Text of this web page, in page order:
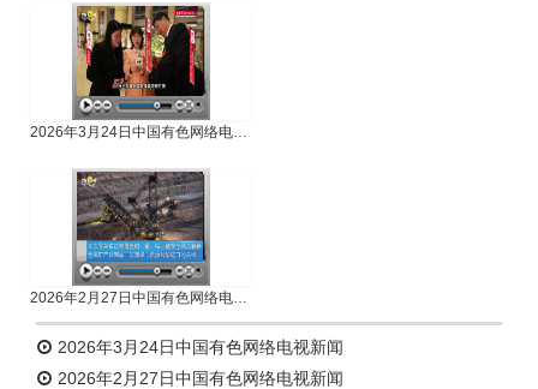
2026年3月24日中国有色网络电视新闻
2026年2月27日中国有色网络电视新闻
2026年3月24日中国有色网络电视新闻
2026年2月27日中国有色网络电视新闻